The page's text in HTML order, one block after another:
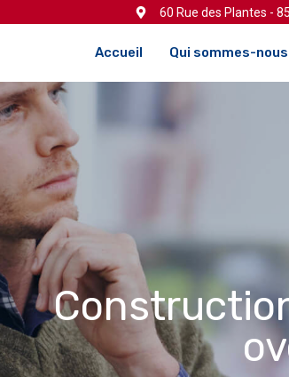
60 Rue des Plantes -
Accueil Qui sommes-nous